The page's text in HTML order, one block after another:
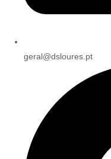
geral@dsloures.pt